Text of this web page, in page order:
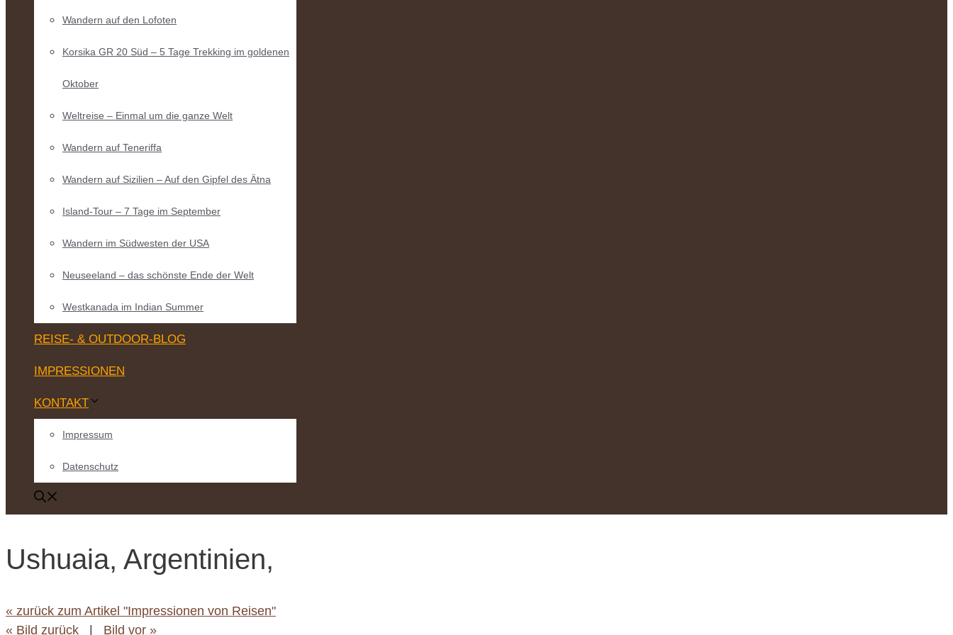
Wandern auf den Lofoten
Korsika GR 20 Süd – 5 Tage Trekking im goldenen
Oktober
Weltreise – Einmal um die ganze Welt
Wandern auf Teneriffa
Wandern auf Sizilien – Auf den Gipfel des Ätna
Island-Tour – 7 Tage im September
Wandern im Südwesten der USA
Neuseeland – das schönste Ende der Welt
Westkanada im Indian Summer
REISE- & OUTDOOR-BLOG
IMPRESSIONEN
KONTAKT
Impressum
Datenschutz
Ushuaia, Argentinien,
« zurück zum Artikel "Impressionen von Reisen"
« Bild zurück
Bild vor »